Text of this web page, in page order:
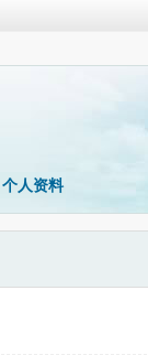
个人资料